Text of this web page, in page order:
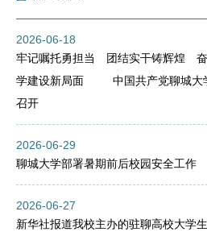
2026-06-18
牢记嘱托勇担当 团结实干铸辉煌 奋
学建设新局面 中国共产党聊城大
召开
2026-06-29
聊城大学部署暑期前后校园安全工作
2026-06-27
新华社报道我校主办的驻聊高校大学